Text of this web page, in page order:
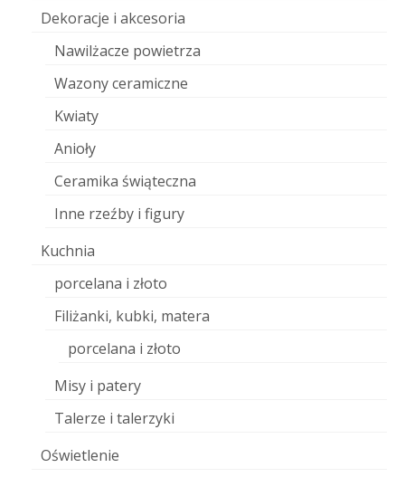
Dekoracje i akcesoria
Nawilżacze powietrza
Wazony ceramiczne
Kwiaty
Anioły
Ceramika świąteczna
Inne rzeźby i figury
Kuchnia
porcelana i złoto
Filiżanki, kubki, matera
porcelana i złoto
Misy i patery
Talerze i talerzyki
Oświetlenie